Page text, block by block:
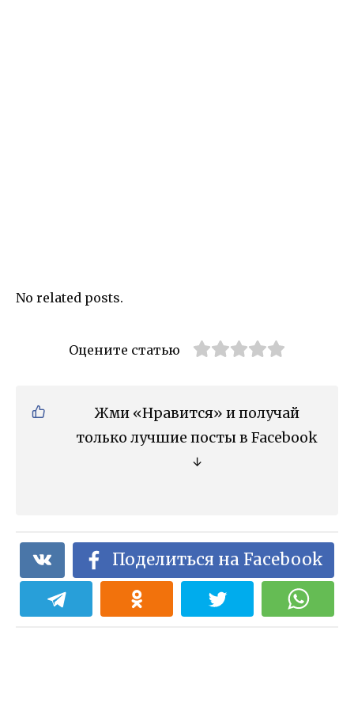
No related posts.
Оцените статью
Жми «Нравится» и получай
только лучшие посты в Facebook
↓
Поделиться на Facebook